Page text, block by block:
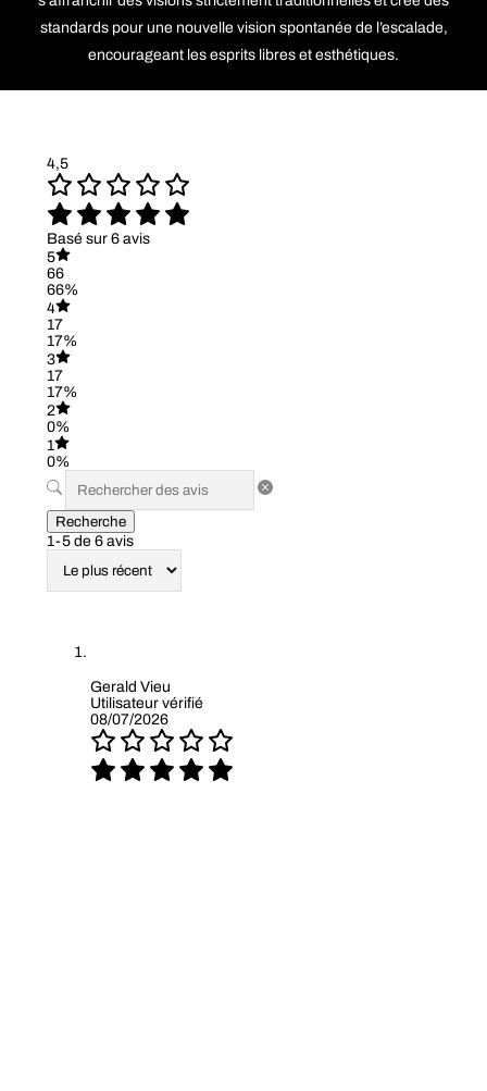
standards pour une nouvelle vision spontanée de l’escalade,
encourageant les esprits libres et esthétiques.
4,5
Basé sur 6 avis
5
66
66%
4
17
17%
3
17
17%
2
0%
1
0%
Recherche
1-5 de 6 avis
Gerald Vieu
Utilisateur vérifié
08/07/2026